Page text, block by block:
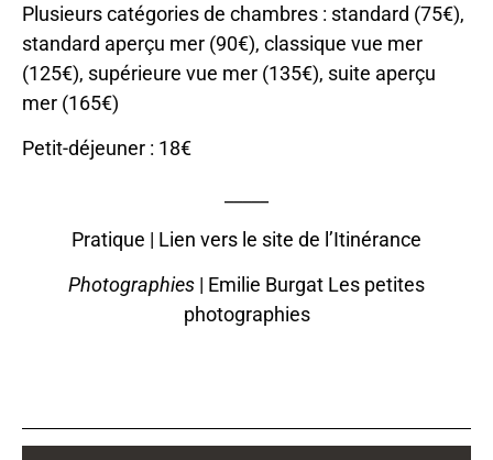
Plusieurs catégories de chambres : standard (75€),
standard aperçu mer (90€), classique vue mer
(125€), supérieure vue mer (135€), suite aperçu
mer (165€)
Petit-déjeuner : 18€
Pratique | Lien vers le site de l’Itinérance
Photographies | Emilie Burgat Les petites
photographies